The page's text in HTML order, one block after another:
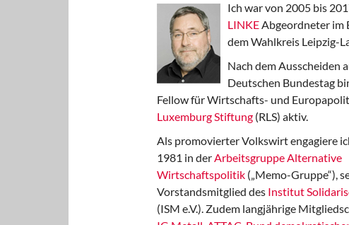
Ich war von 2005 bis
LINKEAbgeordneter im
dem Wahlkreis Leipzig-
Nach dem Ausscheiden
Deutschen Bundestag
Fellow für Wirtschafts- und
Luxemburg Stiftung (RLS) aktiv.
Als promovierter Volkswirt engagiere
1981 in derArbeitsgruppe Alternative
Wirtschaftspolitik („Memo-Gruppe“),
Vorstandsmitglied des Institut
(ISM e.V.). Zudem langjährige